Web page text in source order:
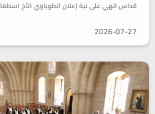
قداس الهي على نية إعلان الطوباوي الأخ
2026-07-27